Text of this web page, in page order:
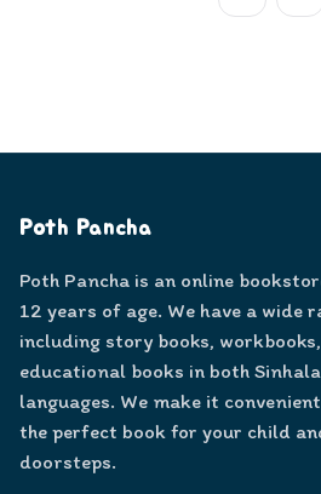
Poth Pancha
Poth Pancha is an online
12 years of age. We have a wide
including story books,
educational books in both
languages. We make it
the perfect book for your child
doorsteps.